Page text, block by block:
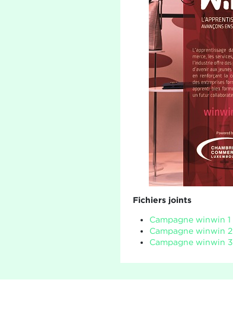
Fichiers joints
Campagne winwin 1
Campagne winwin 2
Campagne winwin 3